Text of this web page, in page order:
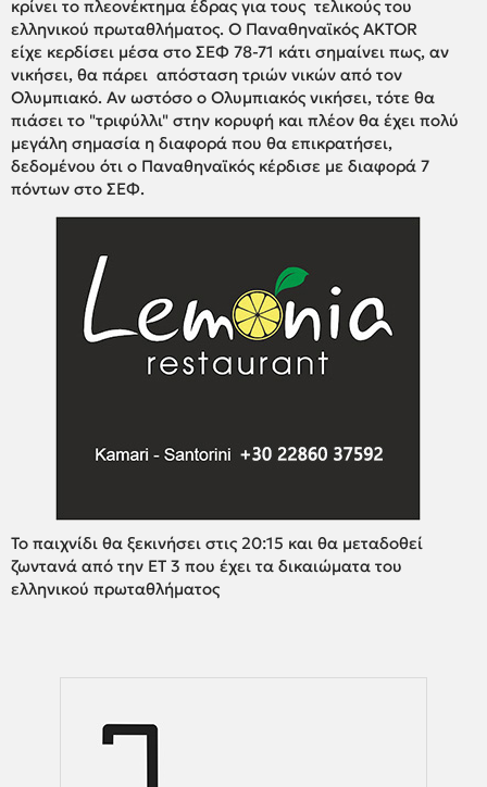
κρίνει το πλεονέκτημα έδρας για τους τελικούς του
ελληνικού πρωταθλήματος. Ο Παναθηναϊκός AKTOR
είχε κερδίσει μέσα στο ΣΕΦ 78-71 κάτι σημαίνει πως, αν
νικήσει, θα πάρει απόσταση τριών νικών από τον
Ολυμπιακό. Αν ωστόσο ο Ολυμπιακός νικήσει, τότε θα
πιάσει το "τριφύλλι" στην κορυφή και πλέον θα έχει πολύ
μεγάλη σημασία η διαφορά που θα επικρατήσει,
δεδομένου ότι ο Παναθηναϊκός κέρδισε με διαφορά 7
πόντων στο ΣΕΦ.
Το παιχνίδι θα ξεκινήσει στις 20:15 και θα μεταδοθεί
ζωντανά από την ΕΤ 3 που έχει τα δικαιώματα του
ελληνικού πρωταθλήματος